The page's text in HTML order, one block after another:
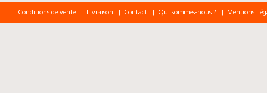
Conditions de vente | Livraison | Contact | Qui sommes-nous ? | Mentions